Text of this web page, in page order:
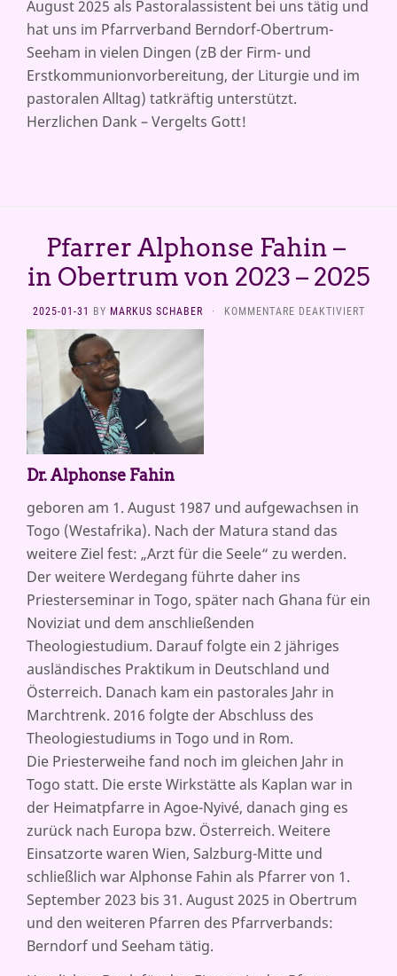
August 2025 als Pastoralassistent bei uns tätig und
hat uns im Pfarrverband Berndorf-Obertrum-
Seeham in vielen Dingen (zB der Firm- und
Erstkommunionvorbereitung, der Liturgie und im
pastoralen Alltag) tatkräftig unterstützt.
Herzlichen Dank – Vergelts Gott!
Pfarrer Alphonse Fahin –
in Obertrum von 2023 – 2025
2025-01-31 BY MARKUS SCHABER · KOMMENTARE DEAKTIVIERTFÜR
Dr. Alphonse Fahin
geboren am 1. August 1987 und aufgewachsen in
Togo (Westafrika). Nach der Matura stand das
weitere Ziel fest: „Arzt für die Seele“ zu werden.
Der weitere Werdegang führte daher ins
Priesterseminar in Togo, später nach Ghana für ein
Noviziat und dem anschließenden
Theologiestudium. Darauf folgte ein 2 jähriges
ausländisches Praktikum in Deutschland und
Österreich. Danach kam ein pastorales Jahr in
Marchtrenk. 2016 folgte der Abschluss des
Theologiestudiums in Togo und in Rom.
Die Priesterweihe fand noch im gleichen Jahr in
Togo statt. Die erste Wirkstätte als Kaplan war in
der Heimatpfarre in Agoe-Nyivé, danach ging es
zurück nach Europa bzw. Österreich. Weitere
Einsatzorte waren Wien, Salzburg-Mitte und
schließlich war Alphonse Fahin als Pfarrer von 1.
September 2023 bis 31. August 2025 in Obertrum
und den weiteren Pfarren des Pfarrverbands:
Berndorf und Seeham tätig.